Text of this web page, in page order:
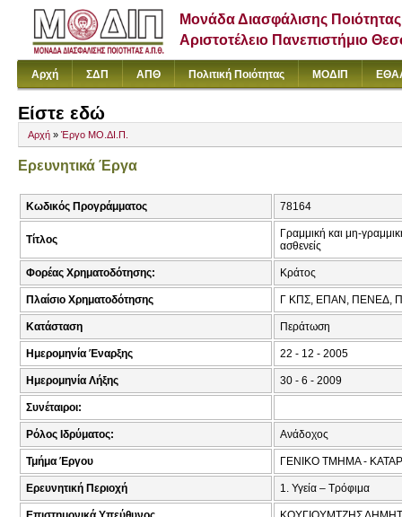
Μονάδα Διασφάλισης Ποιότητας
Αριστοτέλειο Πανεπιστήμιο
Αρχή ΣΔΠ ΑΠΘ Πολιτική Ποιότητας ΜΟΔΙΠ
Είστε εδώ
Αρχή » Έργο ΜΟ.ΔΙ.Π.
Ερευνητικά Έργα
Κωδικός Προγράμματος 78164
Τίτλος
Γραμμική και μη-
ασθενείς
Φορέας Χρηματοδότησης: Κράτος
Πλαίσιο Χρηματοδότησης Γ ΚΠΣ, ΕΠΑΝ, ΠΕΝΕΔ,
Κατάσταση Περάτωση
Ημερομηνία Έναρξης 22 - 12 - 2005
Ημερομηνία Λήξης 30 - 6 - 2009
Συνέταιροι:
Ρόλος Ιδρύματος: Ανάδοχος
Τμήμα Έργου ΓΕΝΙΚΟ ΤΜΗΜΑ -
Ερευνητική Περιοχή 1. Υγεία – Τρόφιμα